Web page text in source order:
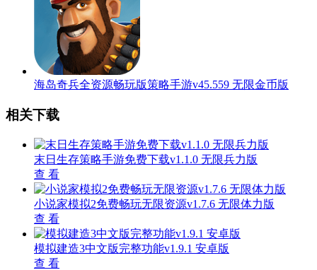
海岛奇兵全资源畅玩版策略手游v45.559 无限金币版
相关下载
末日生存策略手游免费下载v1.1.0 无限兵力版
查 看
小说家模拟2免费畅玩无限资源v1.7.6 无限体力版
查 看
模拟建造3中文版完整功能v1.9.1 安卓版
查 看